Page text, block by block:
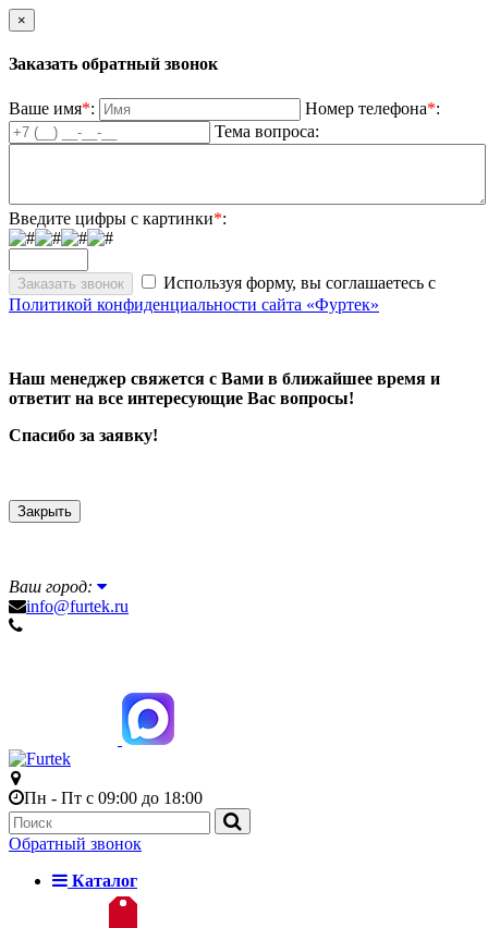
×
Заказать обратный звонок
Ваше имя*: Номер телефона*:
Тема вопроса:
Введите цифры с картинки*:
Используя форму, вы соглашаетесь с
Политикой конфиденциальности сайта «Фуртек»
Наш менеджер свяжется с Вами в ближайшее время и
ответит на все интересующие Вас вопросы!
Спасибо за заявку!
Закрыть
Ваш город:
info@furtek.ru
Пн - Пт с 09:00 до 18:00
Обратный звонок
Каталог